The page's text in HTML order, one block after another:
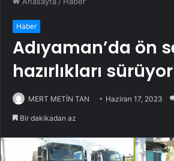
Haber
Adıyaman’da ön
hazırlıkları sürüyor
MERT METİN TAN Haziran 17, 2023
Bir dakikadan az